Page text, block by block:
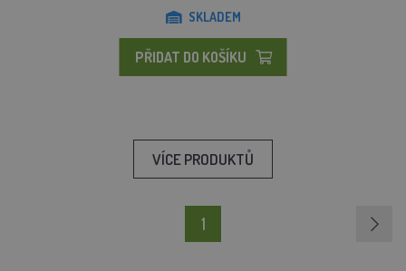
SKLADEM
PŘIDAT DO KOŠÍKU
VÍCE PRODUKTŮ
1